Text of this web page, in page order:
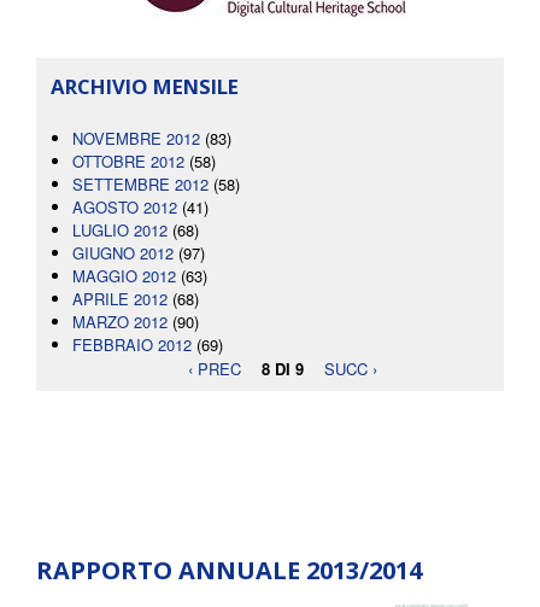
ARCHIVIO MENSILE
NOVEMBRE 2012 (83)
OTTOBRE 2012 (58)
SETTEMBRE 2012 (58)
AGOSTO 2012 (41)
LUGLIO 2012 (68)
GIUGNO 2012 (97)
MAGGIO 2012 (63)
APRILE 2012 (68)
MARZO 2012 (90)
FEBBRAIO 2012 (69)
‹ PREC
8 DI 9 SUCC ›
RAPPORTO ANNUALE 2013/2014